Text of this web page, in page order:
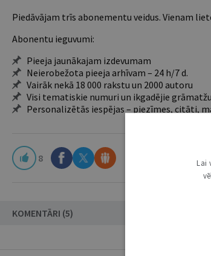
Piedāvājam trīs abonementu veidus. Vienam
Abonentu ieguvumi:
Pieeja jaunākajam izdevumam
Neierobežota pieeja arhīvam – 24 h/7 d.
Vairāk nekā 18 000 rakstu un 2000 autoru
Visi tematiskie numuri un ikgadējie
Personalizētās iespējas – piezīmes, citāti,
8
KOMENTĀRI (5)
Lai